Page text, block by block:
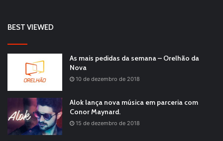
BEST VIEWED
As mais pedidas da semana – Orelhão da
Nova
10 de dezembro de 2018
Alok lança nova música em parceria com
Conor Maynard.
15 de dezembro de 2018